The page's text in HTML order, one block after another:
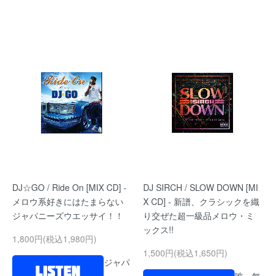
DJ☆GO / Ride On [MIX CD] -
メロウ系好きにはたまらない
ジャパニーズウエッサイ！！
1,800円(税込1,980円)
ジャパ
DJ SIRCH / SLOW DOWN [MI
X CD] - 新譜、クラシックを織
り交ぜた超一級品メロウ・ミ
ックス!!
1,500円(税込1,650円)